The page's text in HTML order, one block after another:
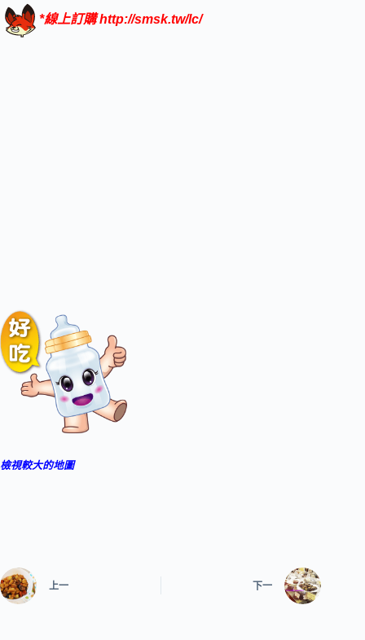
*線上訂購http://smsk.tw/lc/
檢視較大的地圖
上一 下一